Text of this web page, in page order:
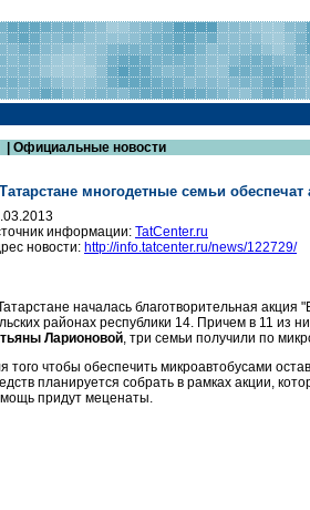
| Официальные новости
многодетные семьи обеспечат
информации: TatCenter.ru
новости: http://info.tatcenter.ru/news/122729/
началась благотворительная
районах республики 14. Причем в 11
Ларионовой, три семьи получили по
того чтобы обеспечить микроавтобусами
планируется собрать в рамках акции,
придут меценаты.